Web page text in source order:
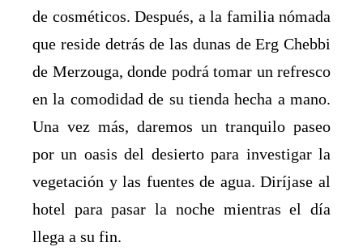
de cosméticos. Después, a la familia nómada
que reside detrás de las dunas de Erg Chebbi
de Merzouga, donde podrá tomar un refresco
en la comodidad de su tienda hecha a mano.
Una vez más, daremos un tranquilo paseo
por un oasis del desierto para investigar la
vegetación y las fuentes de agua. Diríjase al
hotel para pasar la noche mientras el día
llega a su fin.